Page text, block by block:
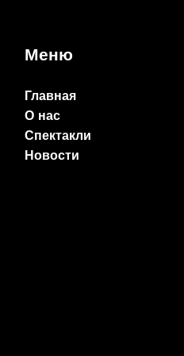
Меню
Главная
О нас
Спектакли
Новости